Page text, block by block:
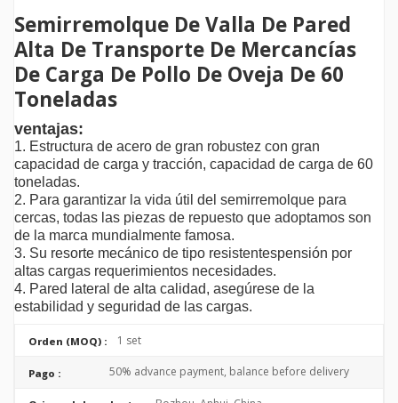
Semirremolque De Valla De Pared
Alta De Transporte De Mercancías
De Carga De Pollo De Oveja De 60
Toneladas
ventajas:
1. Estructura de acero de gran robustez con gran
capacidad de carga y tracción, capacidad de carga de 60
toneladas.
2. Para garantizar la vida útil del semirremolque para
cercas, todas las piezas de repuesto que adoptamos son
de la marca mundialmente famosa.
3. Su resorte mecánico de tipo resistentespensión por
altas cargas requerimientos necesidades.
4. Pared lateral de alta calidad, asegúrese de la
estabilidad y seguridad de las cargas.
Orden (MOQ) : 1 set
Pago : 50% advance payment, balance before delivery